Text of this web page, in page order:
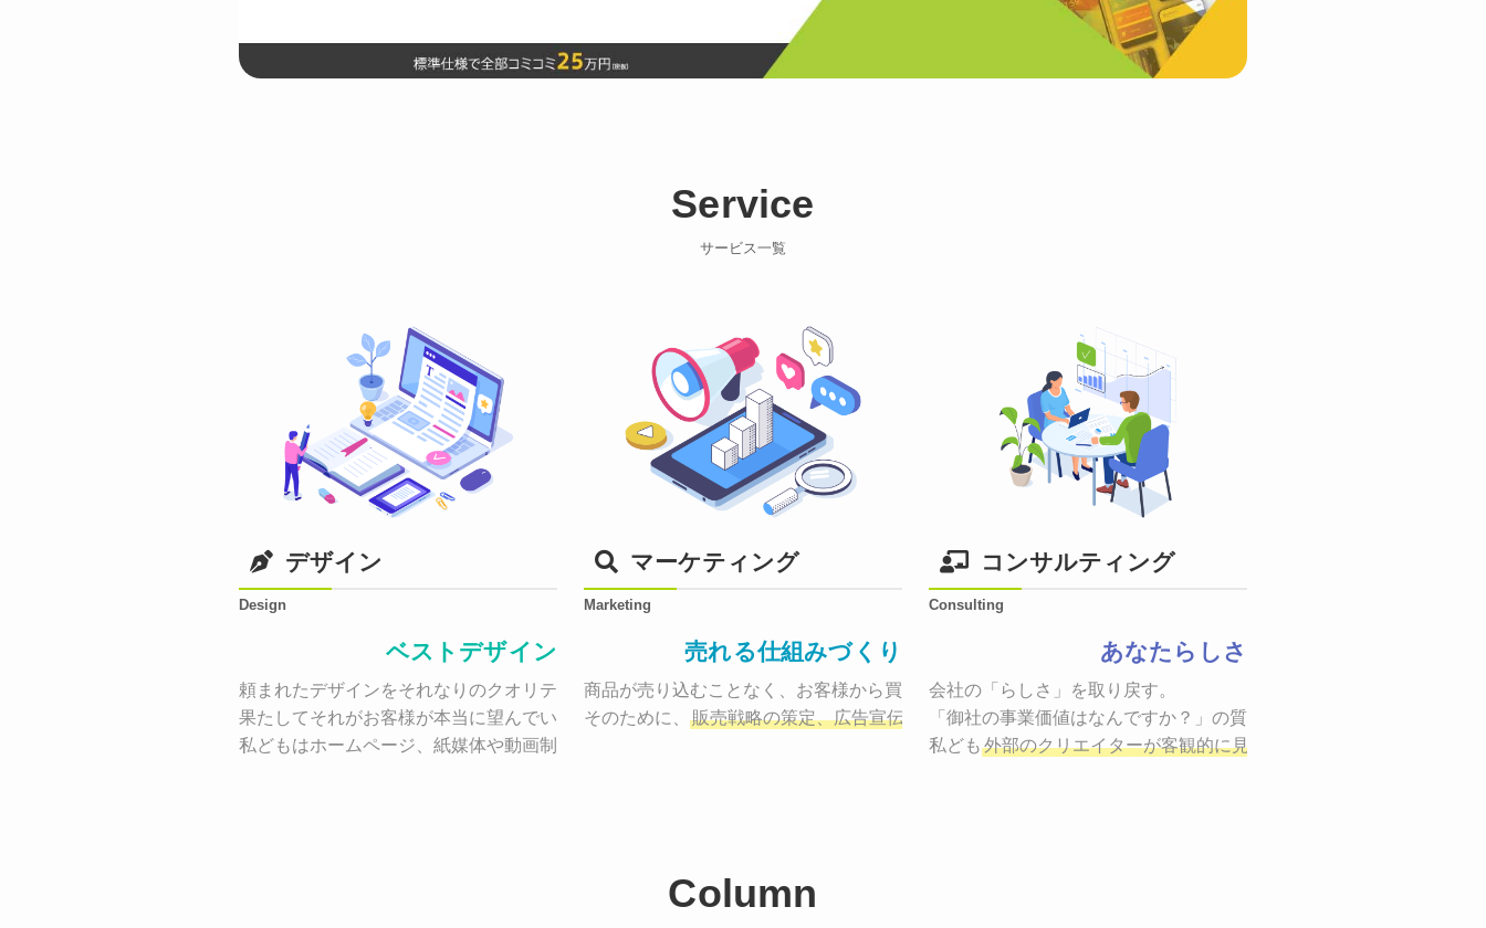
Service
サービス一覧
デザイン
Design
ベストデザイン
頼まれたデザインをそれなりのクオリティーで作り納品する。
果たしてそれがお客様が本当に望んでいた、デザインのゴールでしょうか。
私どもはホームページ、紙媒体や動画制作まで
お客様のサービスを適した場所へ届けるために、適切な方法を企画しご提案いたします。
マーケティング
Marketing
売れる仕組みづくり
商品が売り込むことなく、お客様から買いたくなる状態をつくるために、適した場所へ適切なターゲットに向け
そのために、
販売戦略の策定、広告宣伝に効果検証までの一連のプロセスを考え実行・検証・修正
コンサルティング
Consulting
あなたらしさ
会社の「らしさ」を取り戻す。
「御社の事業価値はなんですか？」の質問に答えることはできるでし
私ども 外部のクリエイターが客観的に見ながら最終的な絵を描き、
Column